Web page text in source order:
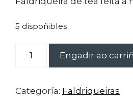
5 dispoñibles
XEITO
Engadir ao
Categoría: Faldriqueiras